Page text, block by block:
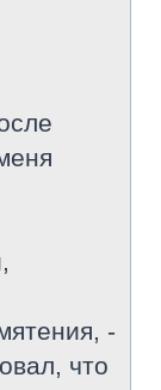
-
что